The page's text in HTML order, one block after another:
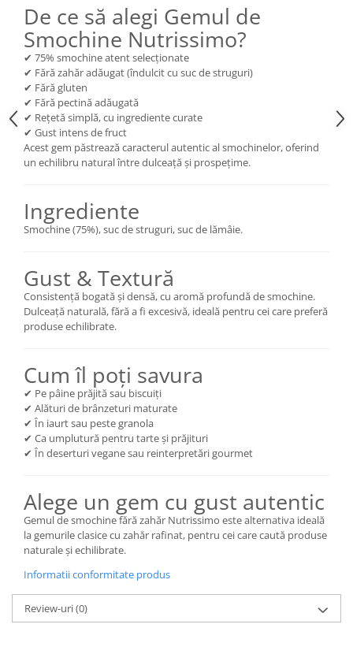
De ce să alegi Gemul de
Smochine Nutrissimo?
✔ 75% smochine atent selecționate
✔ Fără zahăr adăugat (îndulcit cu suc de struguri)
✔ Fără gluten
✔ Fără pectină adăugată
✔ Rețetă simplă, cu ingrediente curate
✔ Gust intens de fruct
Acest gem păstrează caracterul autentic al smochinelor, oferind
un echilibru natural între dulceață și prospețime.
Ingrediente
Smochine (75%), suc de struguri, suc de lămâie.
Gust & Textură
Consistență bogată și densă, cu aromă profundă de smochine.
Dulceață naturală, fără a fi excesivă, ideală pentru cei care preferă
produse echilibrate.
Cum îl poți savura
✔ Pe pâine prăjită sau biscuiți
✔ Alături de brânzeturi maturate
✔ În iaurt sau peste granola
✔ Ca umplutură pentru tarte și prăjituri
✔ În deserturi vegane sau reinterpretări gourmet
Alege un gem cu gust autentic
Gemul de smochine fără zahăr Nutrissimo este alternativa ideală
la gemurile clasice cu zahăr rafinat, pentru cei care caută produse
naturale și echilibrate.
Informatii conformitate produs
Review-uri(0)